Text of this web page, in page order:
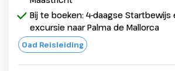
Bij te boeken: 4-daagse
excursie naar Palma de Mallorca
Oad Reisleiding